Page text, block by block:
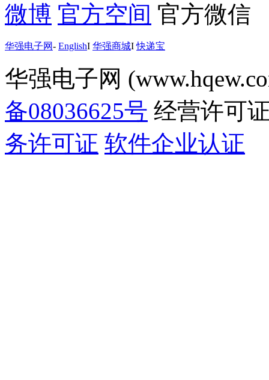
微博 官方空间 官方微信
华强电子网- EnglishI 华强商城I快递宝
华强电子网
备08036625号 经营许可
务许可证 软件企业认证